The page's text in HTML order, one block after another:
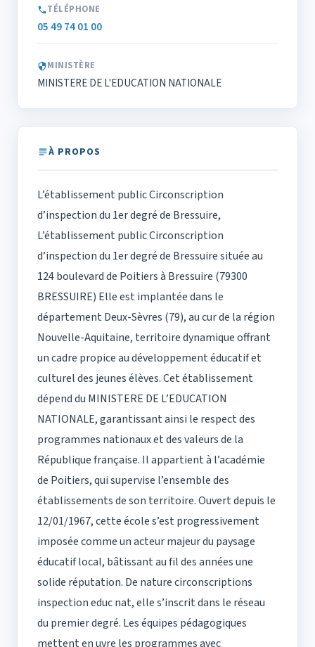
TÉLÉPHONE
05 49 74 01 00
MINISTÈRE
MINISTERE DE L'EDUCATION NATIONALE
À PROPOS
L’établissement public Circonscription
d’inspection du 1er degré de Bressuire,
L’établissement public Circonscription
d’inspection du 1er degré de Bressuire située au
124 boulevard de Poitiers à Bressuire (79300
BRESSUIRE) Elle est implantée dans le
département Deux-Sèvres (79), au cur de la région
Nouvelle-Aquitaine, territoire dynamique offrant
un cadre propice au développement éducatif et
culturel des jeunes élèves. Cet établissement
dépend du MINISTERE DE L’EDUCATION
NATIONALE, garantissant ainsi le respect des
programmes nationaux et des valeurs de la
République française. Il appartient à l’académie
de Poitiers, qui supervise l’ensemble des
établissements de son territoire. Ouvert depuis le
12/01/1967, cette école s’est progressivement
imposée comme un acteur majeur du paysage
éducatif local, bâtissant au fil des années une
solide réputation. De nature circonscriptions
inspection educ nat, elle s’inscrit dans le réseau
du premier degré. Les équipes pédagogiques
mettent en uvre les programmes avec